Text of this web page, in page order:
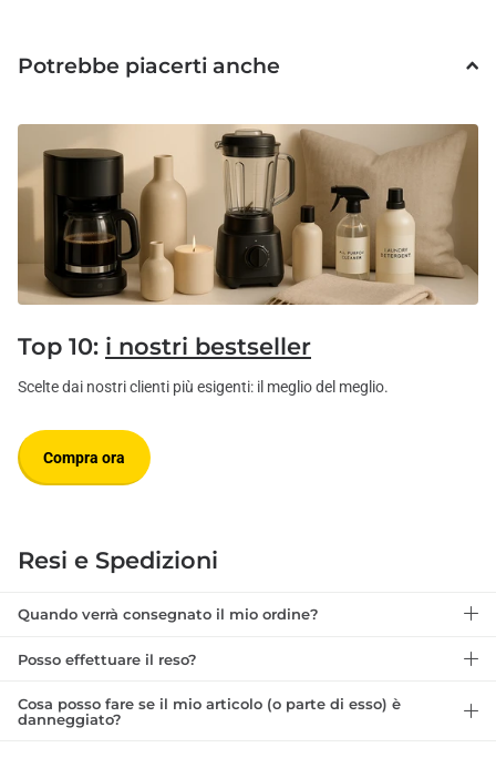
Potrebbe piacerti anche
Top 10: i nostri bestseller
Scelte dai nostri clienti più esigenti: il meglio del meglio.
Compra ora
Resi e Spedizioni
Quando verrà consegnato il mio ordine?
Posso effettuare il reso?
Cosa posso fare se il mio articolo (o parte di esso) è
danneggiato?